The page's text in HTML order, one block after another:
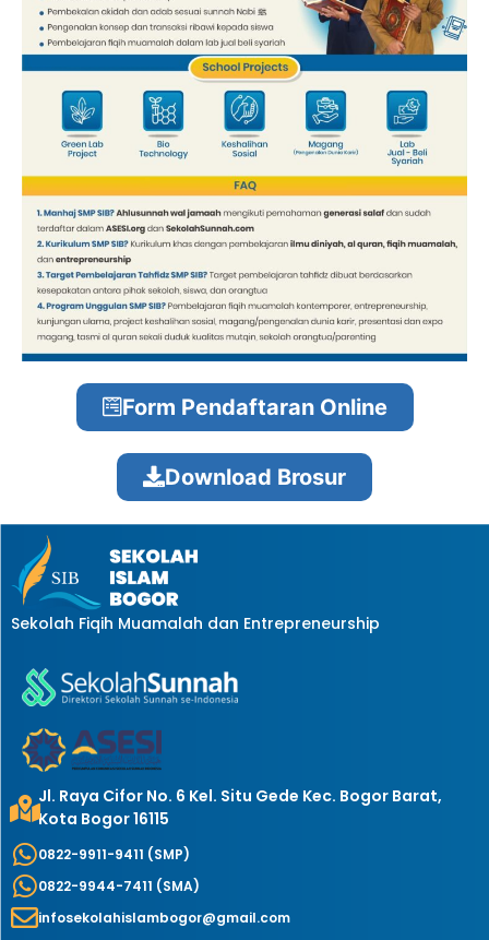
Form Pendaftaran Online
Download Brosur
Sekolah Fiqih Muamalah dan Entrepreneurship
Jl. Raya Cifor No. 6 Kel. Situ Gede Kec. Bogor Barat,
Kota Bogor 16115
0822-9911-9411 (SMP)
0822-9944-7411 (SMA)
infosekolahislambogor@gmail.com